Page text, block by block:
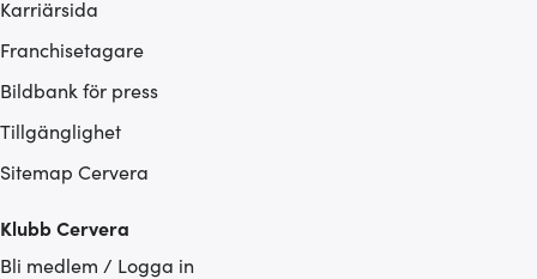
Karriärsida
Franchisetagare
Bildbank för press
Tillgänglighet
Sitemap Cervera
Klubb Cervera
Bli medlem / Logga in